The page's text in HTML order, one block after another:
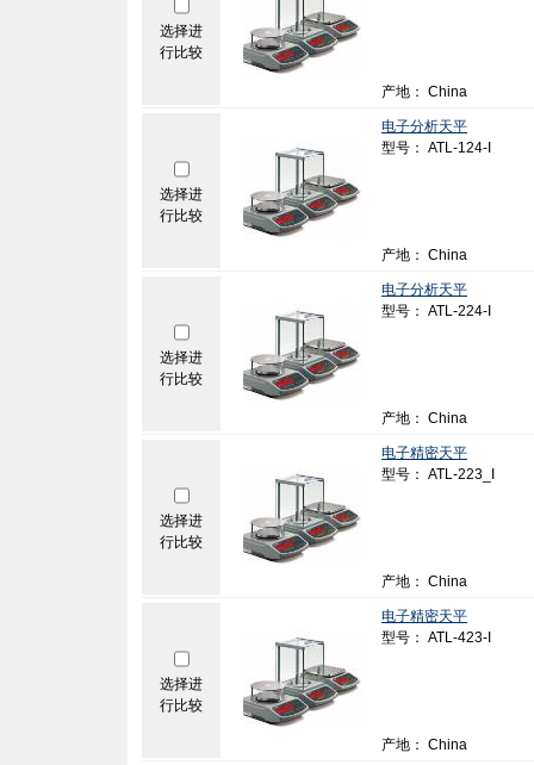
选择进
行比较
产地： China
选择进
行比较
电子分析天平
型号： ATL-124-I
产地： China
选择进
行比较
电子分析天平
型号： ATL-224-I
产地： China
选择进
行比较
电子精密天平
型号： ATL-223_I
产地： China
选择进
行比较
电子精密天平
型号： ATL-423-I
产地： China